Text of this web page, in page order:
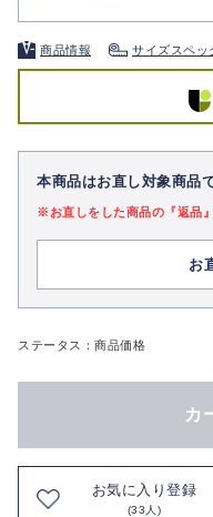
商品情報 サイズスペッ
本商品はお直し対象商品
※お直しをした商品の『返品
お
ステータス：商品価格
カ
お気に入り登録
(33人)